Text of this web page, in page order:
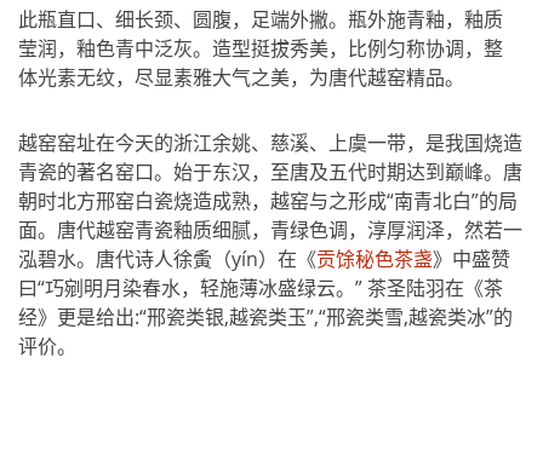
此瓶直口、细长颈、圆腹，足端外撇。瓶外施青釉，釉质
莹润，釉色青中泛灰。造型挺拔秀美，比例匀称协调，整
体光素无纹，尽显素雅大气之美，为唐代越窑精品。
越窑窑址在今天的浙江余姚、慈溪、上虞一带，是我国烧造
青瓷的著名窑口。始于东汉，至唐及五代时期达到巅峰。唐
朝时北方邢窑白瓷烧造成熟，越窑与之形成“南青北白”的局
面。唐代越窑青瓷釉质细腻，青绿色调，淳厚润泽，然若一
泓碧水。唐代诗人徐夤（yín）在《贡馀秘色茶盏》中盛赞
曰“巧剜明月染春水，轻施薄冰盛绿云。” 茶圣陆羽在《茶
经》更是给出:“邢瓷类银,越瓷类玉”,“邢瓷类雪,越瓷类冰”的
评价。